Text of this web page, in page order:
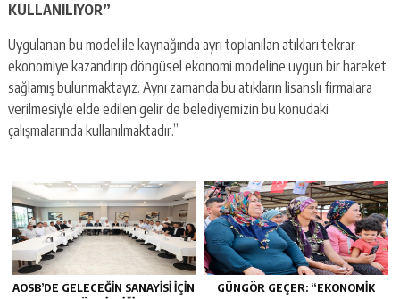
KULLANILIYOR”
Uygulanan bu model ile kaynağında ayrı toplanılan atıkları tekrar
ekonomiye kazandırıp döngüsel ekonomi modeline uygun bir hareket
sağlamış bulunmaktayız. Aynı zamanda bu atıkların lisanslı firmalara
verilmesiyle elde edilen gelir de belediyemizin bu konudaki
çalışmalarında kullanılmaktadır.”
AOSB’DE GELECEĞIN SANAYISI İÇIN
GÜNGÖR GEÇER: “EKONOMIK